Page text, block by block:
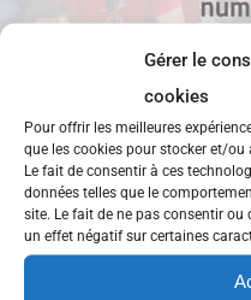
Gérer le
cookies
Pour offrir les meilleures
que les cookies pour stocker et/
Le fait de consentir à ces
données telles que le
site. Le fait de ne pas consentir
un effet négatif sur certaines
Les Fabriques du
Le projet « Les fabriques
Maison du Libre (fablab